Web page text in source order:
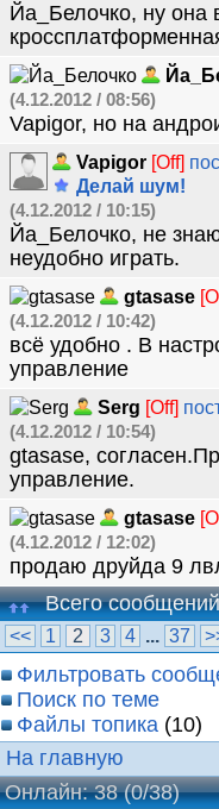
Йа_Белочко, ну она
(4.12.2012 / 08:56)
Vapigor, но на
Vapigor [Off]
Делай шум!
(4.12.2012 / 10:15)
Йа_Белочко, не
неудобно играть.
gtasase
(4.12.2012 / 10:42)
всё удобно . В
управление
Serg [Off]
(4.12.2012 / 10:54)
gtasase,
управление.
gtasase
(4.12.2012 / 12:02)
продаю друйда 9
Всего
<< 1 2 3 4 ... 37
Фильтровать
Поиск по теме
Файлы топика (10)
На главную
Онлайн: 38(0/38)